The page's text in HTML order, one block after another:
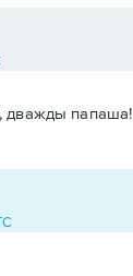
дважды папаша!